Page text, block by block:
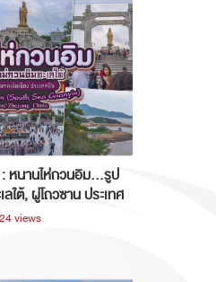
หนานไห่กวนอิม...รูป
ใต้, ผู่โถวซาน ประเทศ
จีนviews